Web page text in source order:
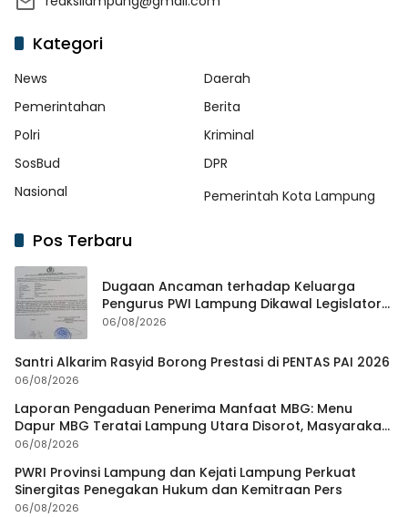
Kategori
News
Daerah
Pemerintahan
Berita
Polri
Kriminal
SosBud
DPR
Nasional
Pemerintah Kota Lampung
Pos Terbaru
Dugaan Ancaman terhadap Keluarga
Pengurus PWI Lampung Dikawal Legislator
dan Jurnalis
06/08/2026
Santri Alkarim Rasyid Borong Prestasi di PENTAS PAI 2026
06/08/2026
Laporan Pengaduan Penerima Manfaat MBG: Menu
Dapur MBG Teratai Lampung Utara Disorot, Masyarakat
Minta Satgas Lakukan Investigasi
06/08/2026
PWRI Provinsi Lampung dan Kejati Lampung Perkuat
Sinergitas Penegakan Hukum dan Kemitraan Pers
06/08/2026